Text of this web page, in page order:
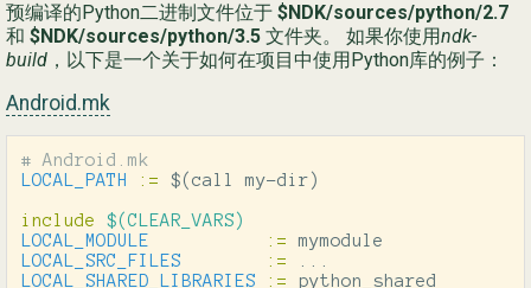
预编译的Python二进制文件位于 $NDK/sources/python/2.7
和 $NDK/sources/python/3.5 文件夹。 如果你使用ndk-
build ，以下是一个关于如何在项目中使用Python库的例子：
Android.mk
LOCAL_PATH
:= $( call my-dir )
include
$(CLEAR_VARS)
LOCAL_MODULE
:=
LOCAL_SRC_FILES
:=
LOCAL_SHARED_LIBRARIES
:=